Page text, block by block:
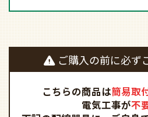
ご購入の前に必ず
こちらの商品は簡易取
電気工事が不